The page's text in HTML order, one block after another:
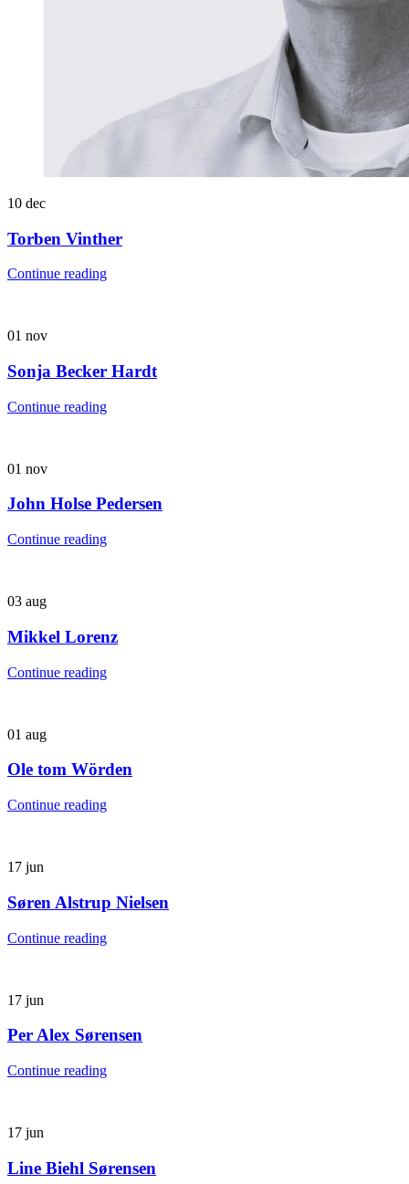
10 dec
Torben Vinther
Continue reading
01 nov
Sonja Becker Hardt
Continue reading
01 nov
John Holse Pedersen
Continue reading
03 aug
Mikkel Lorenz
Continue reading
01 aug
Ole tom Wörden
Continue reading
17 jun
Søren Alstrup Nielsen
Continue reading
17 jun
Per Alex Sørensen
Continue reading
17 jun
Line Biehl Sørensen